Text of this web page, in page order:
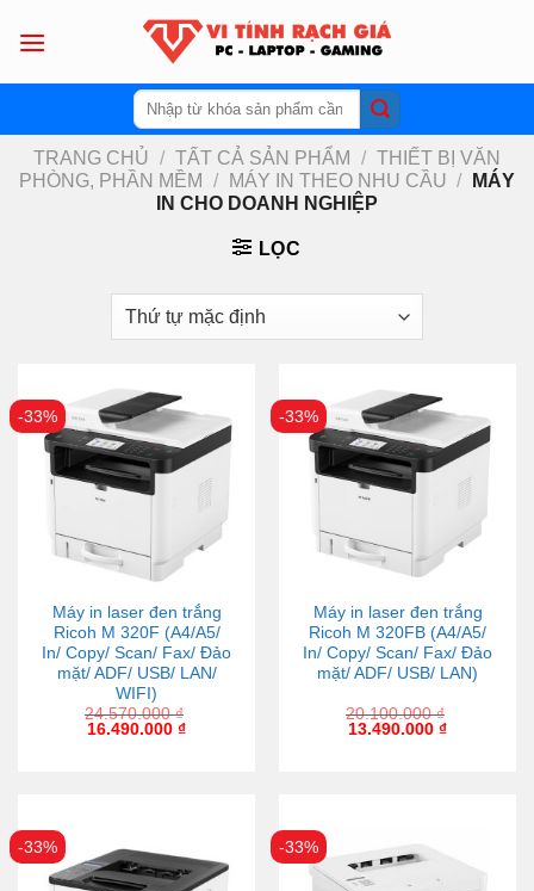
Tìm
kiếm:
TRANG CHỦ / TẤT CẢ SẢN PHẨM / THIẾT BỊ VĂN
PHÒNG, PHẦN MỀM
/ MÁY IN THEO NHU CẦU /
MÁY
IN CHO DOANH NGHIỆP
LỌC
-33%
Máy in laser đen trắng
Ricoh M 320F (A4/A5/
In/ Copy/ Scan/ Fax/ Đảo
mặt/ ADF/ USB/ LAN/
WIFI)
24.570.000₫
16.490.000 ₫
-33%
Máy in laser đen trắng
Ricoh M 320FB (A4/A5/
In/ Copy/ Scan/ Fax/ Đảo
mặt/ ADF/ USB/ LAN)
20.100.000₫
13.490.000 ₫
-33% -33%